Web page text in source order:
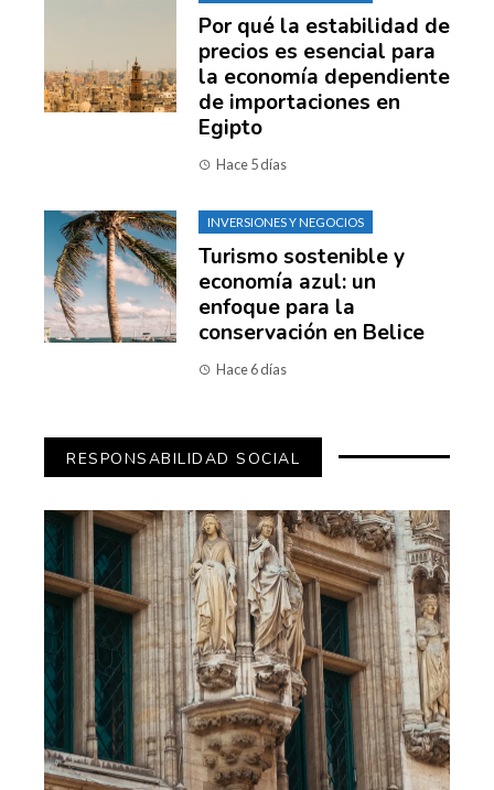
Por qué la estabilidad de
precios es esencial para
la economía dependiente
de importaciones en
Egipto
Hace 5 días
INVERSIONES Y NEGOCIOS
Turismo sostenible y
economía azul: un
enfoque para la
conservación en Belice
Hace 6 días
RESPONSABILIDAD SOCIAL